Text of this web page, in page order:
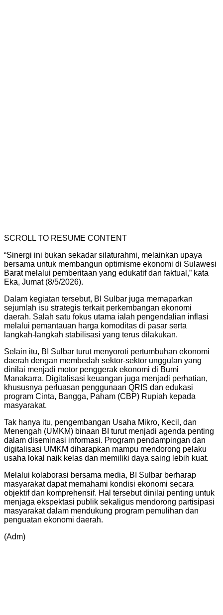
SCROLL TO RESUME CONTENT
“Sinergi ini bukan sekadar silaturahmi, melainkan upaya
bersama untuk membangun optimisme ekonomi di Sulawesi
Barat melalui pemberitaan yang edukatif dan faktual,” kata
Eka, Jumat (8/5/2026).
Dalam kegiatan tersebut, BI Sulbar juga memaparkan
sejumlah isu strategis terkait perkembangan ekonomi
daerah. Salah satu fokus utama ialah pengendalian inflasi
melalui pemantauan harga komoditas di pasar serta
langkah-langkah stabilisasi yang terus dilakukan.
Selain itu, BI Sulbar turut menyoroti pertumbuhan ekonomi
daerah dengan membedah sektor-sektor unggulan yang
dinilai menjadi motor penggerak ekonomi di Bumi
Manakarra. Digitalisasi keuangan juga menjadi perhatian,
khususnya perluasan penggunaan QRIS dan edukasi
program Cinta, Bangga, Paham (CBP) Rupiah kepada
masyarakat.
Tak hanya itu, pengembangan Usaha Mikro, Kecil, dan
Menengah (UMKM) binaan BI turut menjadi agenda penting
dalam diseminasi informasi. Program pendampingan dan
digitalisasi UMKM diharapkan mampu mendorong pelaku
usaha lokal naik kelas dan memiliki daya saing lebih kuat.
Melalui kolaborasi bersama media, BI Sulbar berharap
masyarakat dapat memahami kondisi ekonomi secara
objektif dan komprehensif. Hal tersebut dinilai penting untuk
menjaga ekspektasi publik sekaligus mendorong partisipasi
masyarakat dalam mendukung program pemulihan dan
penguatan ekonomi daerah.
(Adm)